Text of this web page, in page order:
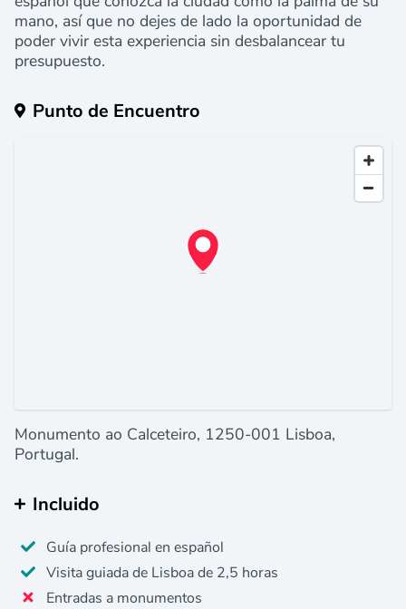
mano, así que no dejes de lado la oportunidad de
poder vivir esta experiencia sin desbalancear tu
presupuesto.
Punto de Encuentro
Monumento ao Calceteiro, 1250-001 Lisboa,
Portugal.
Incluido
Guía profesional en español
Visita guiada de Lisboa de 2,5 horas
Entradas a monumentos